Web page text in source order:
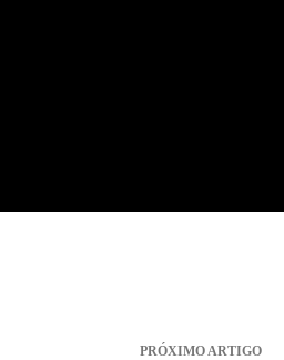
PRÓXIMO ARTIGO